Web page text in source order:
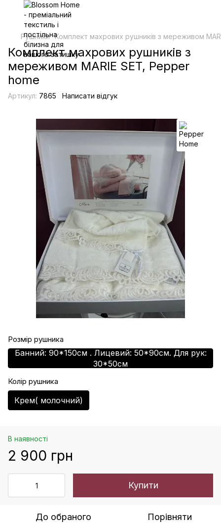
Рушники Комплект махрових рушників з мереживом
Комплект махрових рушників з
мереживом MARIE SET, Pepper
home
Артикул: 7865 Написати відгук
Розмір рушника
Банний: 90*150см . Лицевий: 50*90см. Для рук:
30*50см
Колір рушника
Крем( молочний)
В наявності
2 900 грн
Купити
До обраного Порівняти